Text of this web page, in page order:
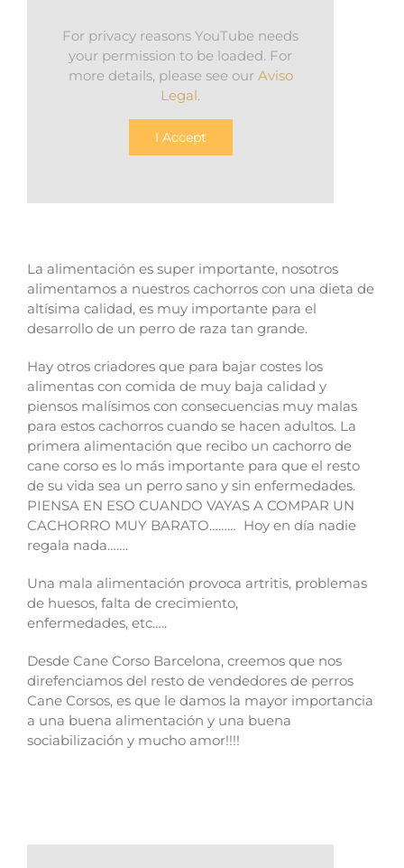
For privacy reasons YouTube needs
your permission to be loaded. For
more details, please see our Aviso
Legal.
I Accept
La alimentación es super importante, nosotros
alimentamos a nuestros cachorros con una dieta de
altísima calidad, es muy importante para el
desarrollo de un perro de raza tan grande.
Hay otros criadores que para bajar costes los
alimentas con comida de muy baja calidad y
piensos malísimos con consecuencias muy malas
para estos cachorros cuando se hacen adultos. La
primera alimentación que recibo un cachorro de
cane corso es lo más importante para que el resto
de su vida sea un perro sano y sin enfermedades.
PIENSA EN ESO CUANDO VAYAS A COMPAR UN
CACHORRO MUY BARATO……… Hoy en día nadie
regala nada…….
Una mala alimentación provoca artritis, problemas
de huesos, falta de crecimiento,
enfermedades, etc…..
Desde Cane Corso Barcelona, creemos que nos
direfenciamos del resto de vendedores de perros
Cane Corsos, es que le damos la mayor importancia
a una buena alimentación y una buena
sociabilización y mucho amor!!!!